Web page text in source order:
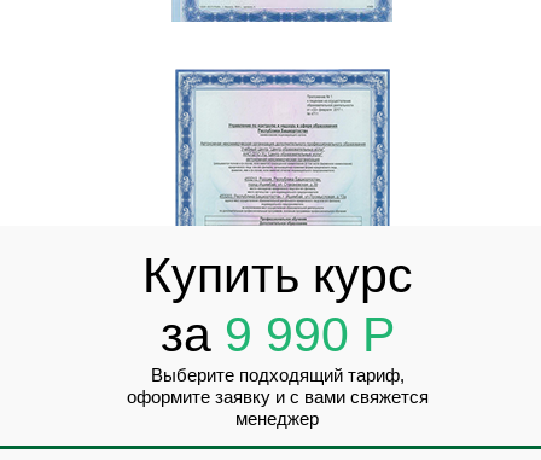
Купить курс
за 9 990 Р
Выберите подходящий тариф,
оформите заявку и с вами свяжется
менеджер